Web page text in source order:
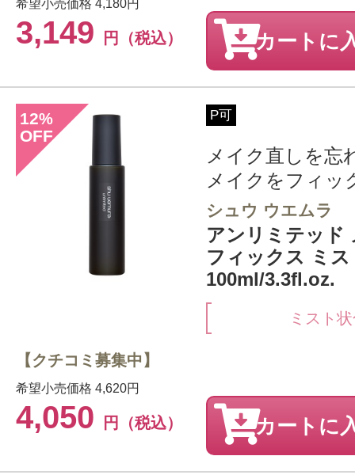
希望小売価格 4,180円
3,149 円（税込） カートに
12%
OFF
P可
メイク直しを忘
メイクをフィッ
シュウ ウエムラ
アンリミテッド
フィックス ミス
100ml/3.3fl.oz.
ミスト
希望小売価格 4,620円
4,050 円（税込）
【クチコミ募集中】
カートに